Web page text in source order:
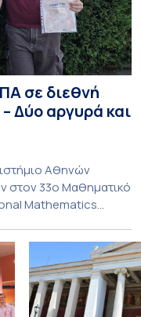
σε διεθνή
Δύο αργυρά και
Αθηνών
στον 33ο Μαθηματικό
Mathematics
Σε αυτόν
135
Ελλάδα, συμμετείχαν
το Αριστοτέλειο